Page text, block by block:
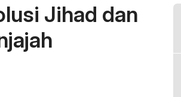
Jihad dan